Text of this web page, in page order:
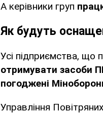
А керівники груп
Як будуть
Усі підприємства, що
отримувати засоби
погоджені
Управління